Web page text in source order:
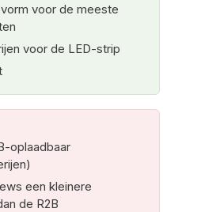
voor de meeste
voor de LED-strip
oplaadbaar
een kleinere
de R2B